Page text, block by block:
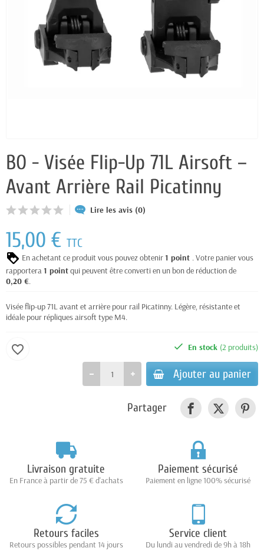
BO - Visée Flip-Up 71L Airsoft –
Avant Arrière Rail Picatinny
Lire les avis (0)
15,00 € TTC
En achetant ce produit vous pouvez obtenir1 point . Votre panier vous
rapportera1 pointqui peuvent être converti en un bon de réduction de
0,20 €.
Visée flip-up 71L avant et arrière pour rail Picatinny. Légère, résistante et
idéale pour répliques airsoft type M4.
En stock (2 produits)
Ajouter au panier
favorite_border
Partager
Livraison gratuite
En France à partir de 75 € d'achats
Paiement sécurisé
Paiement en ligne 100% sécurisé
Retours faciles
Retours possibles pendant 14 jours
Service client
Du lundi au vendredi de 9h à 18h